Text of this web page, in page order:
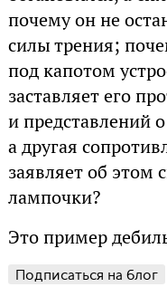
почему он не
силы трения;
под капотом
заставляет его
и представлений
а другая
заявляет об этом
лампочки?
Это пример
Подписаться на блог